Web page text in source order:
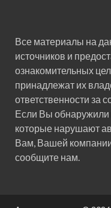
Все материалы на
источников и
ознакомительных
принадлежат их
ответственности за
Если Вы
которые нарушают
Вам, Вашей
сообщите нам.